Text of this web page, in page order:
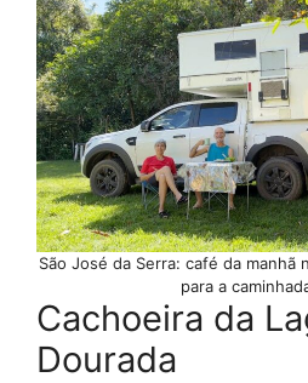
São José da Serra: café da
para a
Cachoeira da
Dourada